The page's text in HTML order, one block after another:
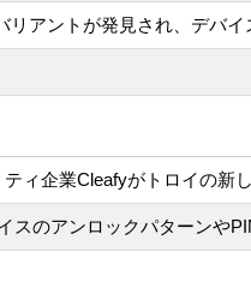
アントが発見され、デバ
ィ企業Cleafyがトロイの新
スのアンロックパターンや